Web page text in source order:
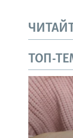
ТОП-